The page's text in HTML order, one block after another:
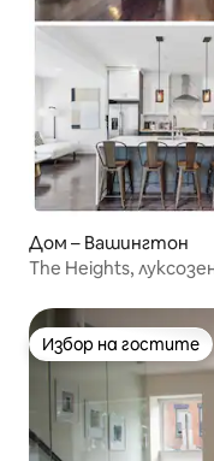
Дом – Вашингтон
The Heights,
Избор на гостите
Избор на гостите